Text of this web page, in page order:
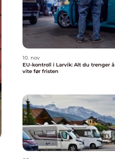
10. nov
EU-kontroll i Larvik: Alt du trenger å
vite før fristen